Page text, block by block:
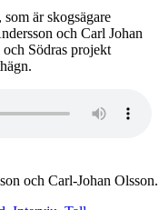
är skogsägare
och Carl Johan
Södras projekt
och Carl-Johan Olsson.